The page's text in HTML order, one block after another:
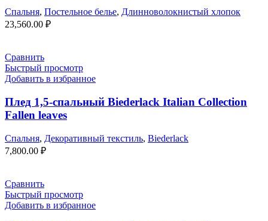
Спальня, Постельное белье, Длинноволокнистый хлопок
23,560.00 ₽
Сравнить
Быстрый просмотр
Добавить в избранное
Плед 1,5-спальный Biederlack Italian Collection
Fallen leaves
Спальня, Декоративный текстиль, Biederlack
7,800.00 ₽
Сравнить
Быстрый просмотр
Добавить в избранное